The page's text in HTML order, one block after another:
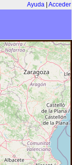
Ayuda Acceder